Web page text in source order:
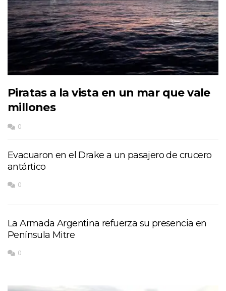
Piratas a la vista en un mar que vale
millones
0
Evacuaron en el Drake a un pasajero de crucero
antártico
0
La Armada Argentina refuerza su presencia en
Península Mitre
0